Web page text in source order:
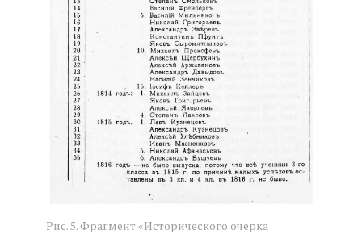
Рис. 5. Фрагмент «Исторического очерка